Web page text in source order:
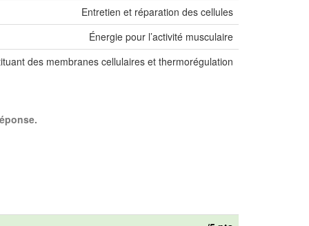
Entretien et réparation des cellules
Énergie pour l’activité musculaire
des membranes cellulaires et thermorégulation